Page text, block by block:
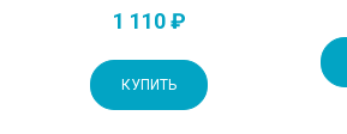
1 110 ₽
КУПИТЬ